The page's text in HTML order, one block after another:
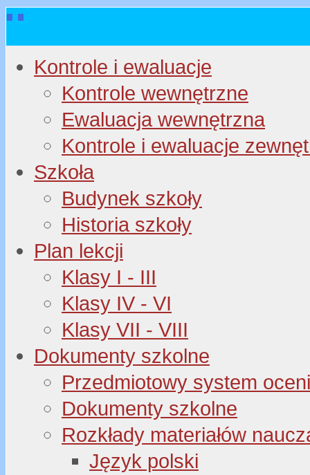
Kontrole i ewaluacje
Kontrole wewnętrzne
Ewaluacja wewnętrzna
Kontrole i ewaluacje
Szkoła
Budynek szkoły
Historia szkoły
Plan lekcji
Klasy I - III
Klasy IV - VI
Klasy VII - VIII
Dokumenty szkolne
Przedmiotowy system
Dokumenty szkolne
Rozkłady materiałów
Język polski